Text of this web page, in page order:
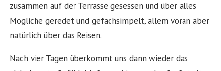
zusammen auf der Terrasse gesessen und über alles
Mögliche geredet und gefachsimpelt, allem voran aber
natürlich über das Reisen.
Nach vier Tagen überkommt uns dann wieder das